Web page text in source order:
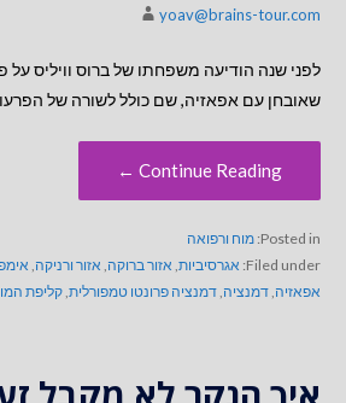
yoav@brains-tour.com
לפני שנה הודיעה משפחתו של ברוס וויליס
שאובחן עם אפאזיה, שם כולל לשורה של
Continue Reading ←
Posted in: מוח ורפואה
Filed under: אגרסיביות, אזור ברוקה, אזור ורניקה,
אפאזיה,דמנציה,דמנציה פרונטו טמפורלית,קליפת